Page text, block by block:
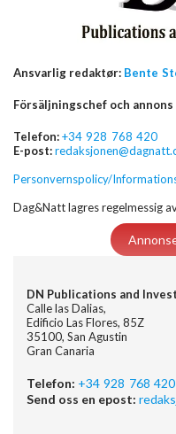
Ansvarlig redaktør: Bente
Försäljningschef och annons
Telefon:+34 928 768 420
E-post:
Personvernspolicy/
Dag&Natt lagres regelmessig
DN Publications and
Calle las Dalias,
Edificio Las Flores, 85Z
35100, San Agustin
Gran Canaria
Telefon: +34 928 768 420
Send oss en epost: